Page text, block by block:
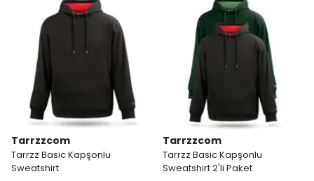
Tarrzzcom
Tarrzz Basic Kapşonlu
Sweatshirt
Tarrzzcom
Tarrzz Basic Kapşonlu
Sweatshirt 2'li Paket